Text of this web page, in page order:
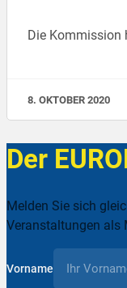
Die Kommission
8. OKTOBER 2020
Der
Melden Sie sich
Veranstaltungen als
Vorname